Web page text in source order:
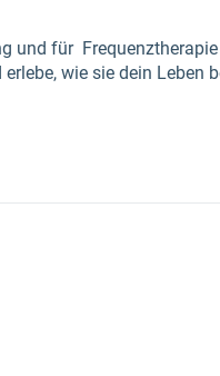
und für Frequenztherapie
wie sie dein Leben